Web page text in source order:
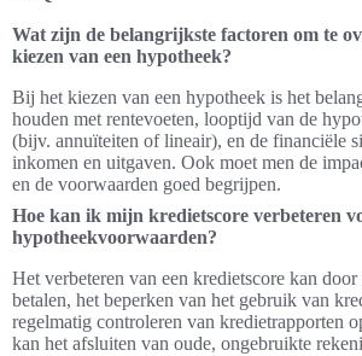
Wat zijn de belangrijkste factoren om te
kiezen van een hypotheek?
Bij het kiezen van een hypotheek is het
houden met rentevoeten, looptijd van de
(bijv. annuïteiten of lineair), en de financiële
inkomen en uitgaven. Ook moet men de
en de voorwaarden goed begrijpen.
Hoe kan ik mijn kredietscore verbeteren
hypotheekvoorwaarden?
Het verbeteren van een kredietscore kan
betalen, het beperken van het gebruik van
regelmatig controleren van kredietrapporten
kan het afsluiten van oude, ongebruikte